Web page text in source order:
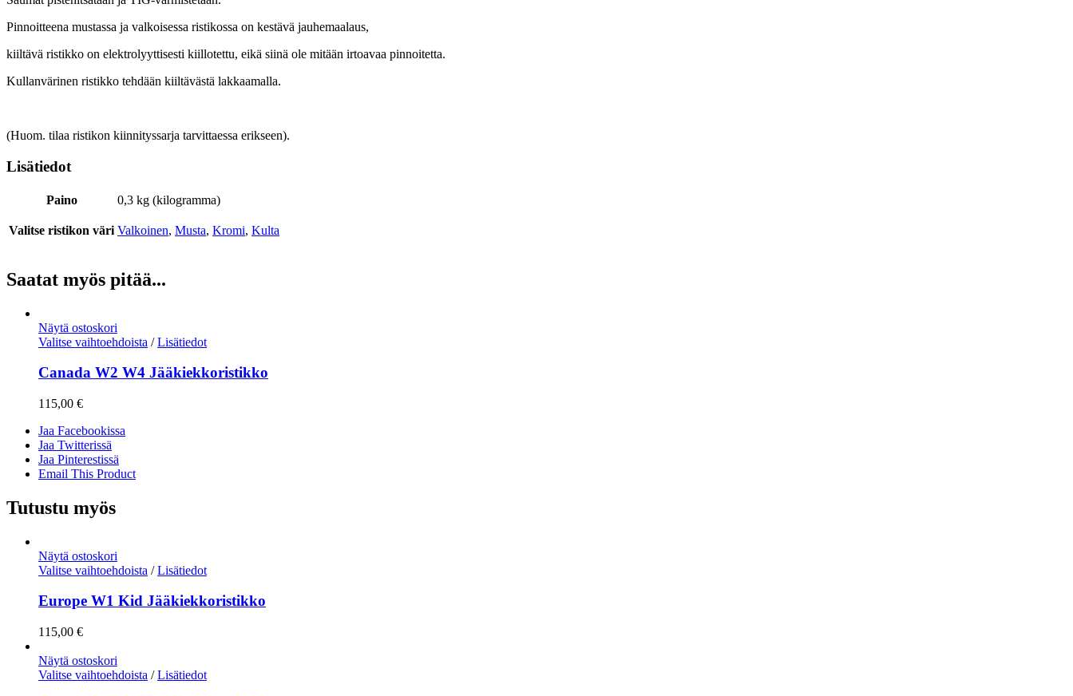
Pinnoitteena mustassa ja valkoisessa ristikossa on kestävä jauhemaalaus,
kiiltävä ristikko on elektrolyyttisesti kiillotettu, eikä siinä ole mitään irtoavaa pinnoitetta.
Kullanvärinen ristikko tehdään kiiltävästä lakkaamalla.
(Huom. tilaa ristikon kiinnityssarja tarvittaessa erikseen).
Lisätiedot
Paino 0,3 kg (kilogramma)
Valitse ristikon väri Valkoinen, Musta, Kromi, Kulta
Saatat myös pitää...
Näytä ostoskori
Valitse vaihtoehdoista / Lisätiedot
Canada W2 W4 Jääkiekkoristikko
115,00 €
Jaa Facebookissa
Jaa Twitterissä
Jaa Pinterestissä
Email This Product
Tutustu myös
Näytä ostoskori
Valitse vaihtoehdoista / Lisätiedot
Europe W1 Kid Jääkiekkoristikko
115,00 €
Näytä ostoskori
Valitse vaihtoehdoista / Lisätiedot